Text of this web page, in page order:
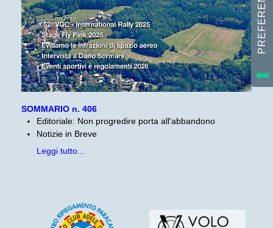
SOMMARIO n. 406
Editoriale: Non progredire porta all'abbandono
Notizie in Breve
Leggi tutto...